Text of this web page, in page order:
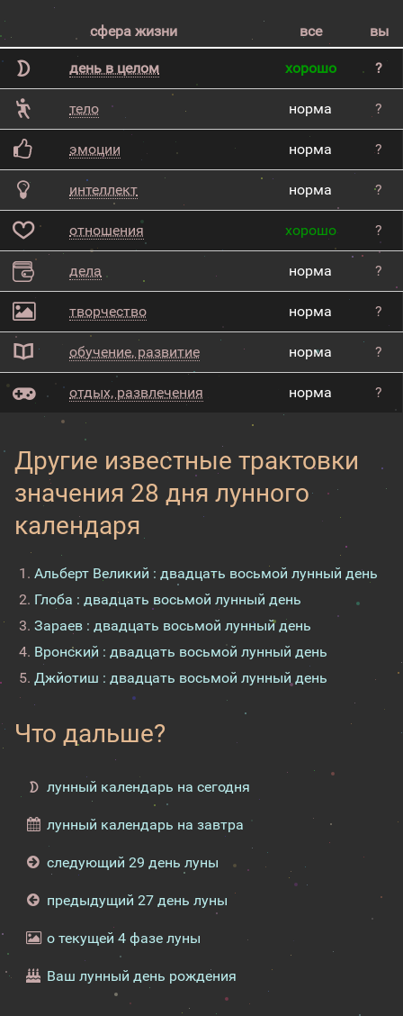
сфера жизни все вы
день в целом хорошо ?
тело норма ?
эмоции норма ?
интеллект норма ?
отношения хорошо ?
дела норма ?
творчество норма ?
обучение, развитие норма ?
отдых, развлечения норма ?
Другие известные трактовки
значения 28 дня лунного
календаря
Альберт Великий : двадцать восьмой лунный день
Глоба : двадцать восьмой лунный день
Зараев : двадцать восьмой лунный день
Вронский : двадцать восьмой лунный день
Джйотиш : двадцать восьмой лунный день
Что дальше?
лунный календарь на сегодня
лунный календарь на завтра
следующий 29 день луны
предыдущий 27 день луны
о текущей 4 фазе луны
Ваш лунный день рождения